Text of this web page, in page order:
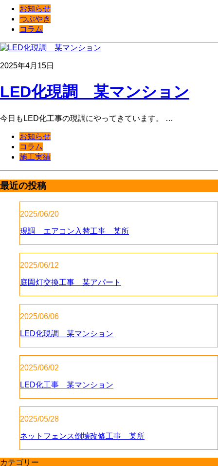
お知らせ
つぶやき
コラム
2025年4月15日
LED化現調 某マンション
今日もLED化工事の現調にやってきています。 …
お知らせ
コラム
施工実績
最近の投稿
2025/06/20
現調 エアコン入替工事 某所
2025/06/12
庭園灯交換工事 某アパート
2025/06/06
LED化現調 某マンション
2025/06/02
LED化工事 某マンション
2025/05/28
ネットフェンス倒壊改修工事 某所
カテゴリー